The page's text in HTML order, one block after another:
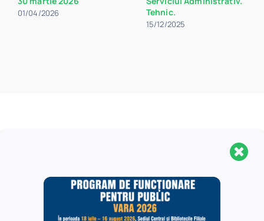
01/04/2026
Tehnic.
15/12/2025
Aveți nevoie de mai
multe informații?